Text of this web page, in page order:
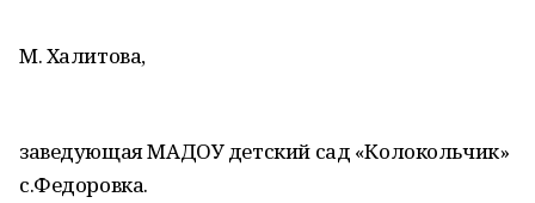
М. Халитова,
заведующая МАДОУ детский сад «Колокольчик»
с.Федоровка.